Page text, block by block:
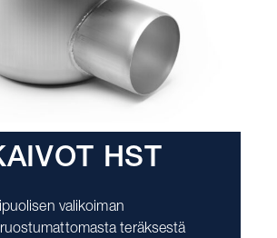
HST
valikoiman
teräksestä